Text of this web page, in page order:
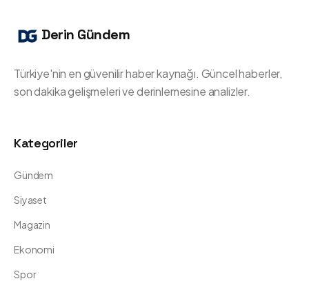
Derin Gündem
Türkiye'nin en güvenilir haber kaynağı. Güncel haberler,
son dakika gelişmeleri ve derinlemesine analizler.
Kategoriler
Gündem
Siyaset
Magazin
Ekonomi
Spor